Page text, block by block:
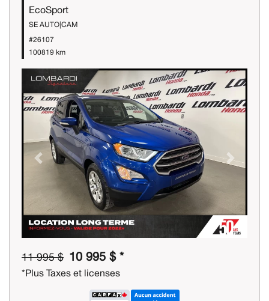
EcoSport
SE AUTO|CAM
#26107
100819 km
Previous Next
11 995 $ 10 995 $ *
*Plus Taxes et licenses